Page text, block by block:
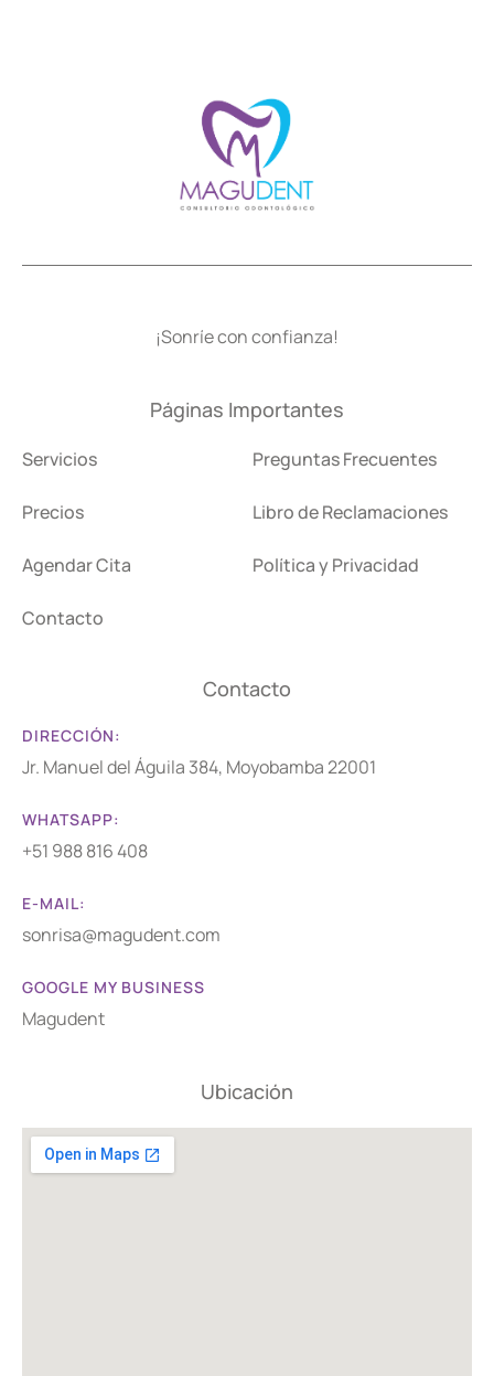
¡Sonríe con confianza!
Páginas Importantes
Servicios
Precios
Agendar Cita
Contacto
Preguntas Frecuentes
Libro de Reclamaciones
Política y Privacidad
Contacto
DIRECCIÓN:
Jr. Manuel del Águila 384, Moyobamba 22001
WHATSAPP:
+51 988 816 408
E-MAIL:
sonrisa@magudent.com
GOOGLE MY BUSINESS
Magudent
Ubicación